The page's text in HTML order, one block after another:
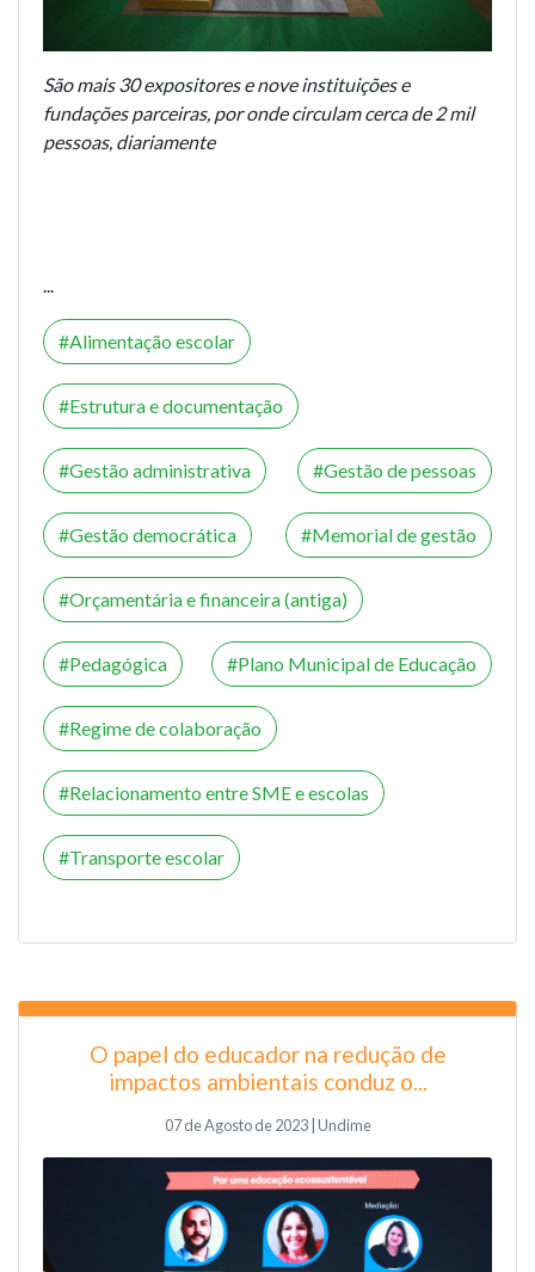
São mais 30 expositores e nove instituições e
fundações parceiras, por onde circulam cerca de 2 mil
pessoas, diariamente
...
Alimentação escolar
Estrutura e documentação
Gestão administrativa Gestão de pessoas
Gestão democrática Memorial de gestão
Orçamentária e financeira (antiga)
Pedagógica Plano Municipal de Educação
Regime de colaboração
Relacionamento entre SME e escolas
Transporte escolar
O papel do educador na redução de
impactos ambientais conduz o...
07 de Agosto de 2023 | Undime